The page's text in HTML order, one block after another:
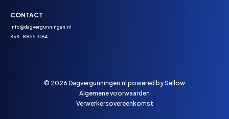
CONTACT
info@dagvergunningen.nl
KvK: 88551064
© 2026 Dagvergunningen.nl powered bySellow
Algemene voorwaarden
Verwerkersovereenkomst